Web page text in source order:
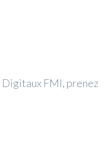
Digitaux FMI, prenez